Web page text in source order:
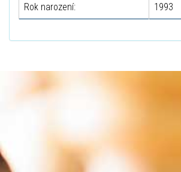
Rok narození: 1993